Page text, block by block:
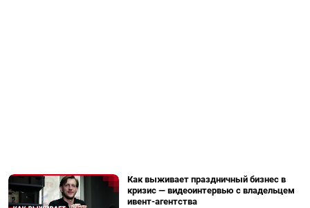
Как выживает праздничный бизнес в
кризис — видеоинтервью с владельцем
ивент-агентства